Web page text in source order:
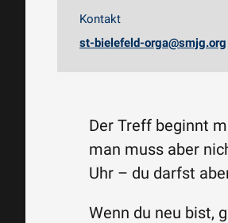
Kontakt
st-bielefeld-orga@smjg.org
Der Treff beginnt
man muss aber
Uhr – du darfst
Wenn du neu bist,